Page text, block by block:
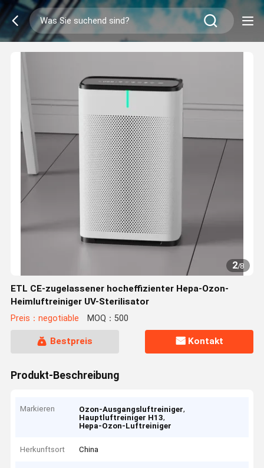
2/8
ETL CE-zugelassener hocheffizienter Hepa-Ozon-
Heimluftreiniger UV-Sterilisator
Preis：negotiable MOQ：500
Bestpreis Kontakt
Produkt-Beschreibung
Markieren Ozon-Ausgangsluftreiniger,
Hauptluftreiniger H13,
Hepa-Ozon-Luftreiniger
Herkunftsort China